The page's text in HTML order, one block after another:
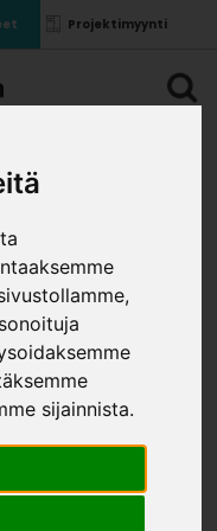
sijainnista.
Projektimyynti